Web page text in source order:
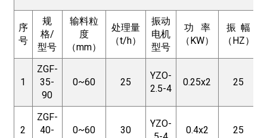
序
号
规
格/
型号
输料粒
度
（mm）
处理量
（t/h）
振动
电机
型号
功 率
（KW）
振 幅
（HZ）
1
ZGF-
35-
90
0~60 25
YZO-
2.5-4
0.25x2 25
2
ZGF-
40-
0~60 30
YZO-
0.4x2 25